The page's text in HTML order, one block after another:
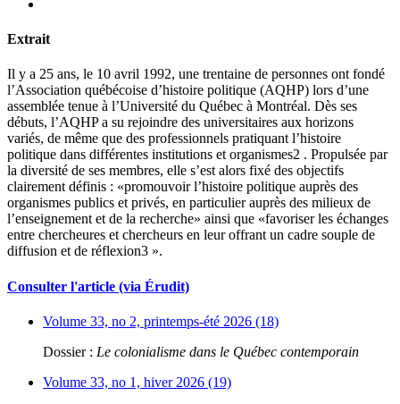
Extrait
Il y a 25 ans, le 10 avril 1992, une trentaine de personnes ont fondé
l’Association québécoise d’histoire politique (AQHP) lors d’une
assemblée tenue à l’Université du Québec à Montréal. Dès ses
débuts, l’AQHP a su rejoindre des universitaires aux horizons
variés, de même que des professionnels pratiquant l’histoire
politique dans différentes institutions et organismes2 . Propulsée par
la diversité de ses membres, elle s’est alors fixé des objectifs
clairement définis : «promouvoir l’histoire politique auprès des
organismes publics et privés, en particulier auprès des milieux de
l’enseignement et de la recherche» ainsi que «favoriser les échanges
entre chercheures et chercheurs en leur offrant un cadre souple de
diffusion et de réflexion3 ».
Consulter l'article (via Érudit)
Volume 33, no 2, printemps-été 2026 (18)
Dossier : Le colonialisme dans le Québec contemporain
Volume 33, no 1, hiver 2026 (19)